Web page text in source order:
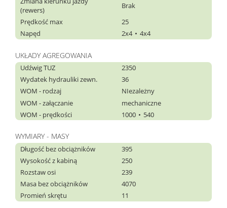
(rewers)
Brak
Prędkość max
25
Napęd
2x4 4x4
UKŁADY AGREGOWANIA
Udźwig TUZ
2350
Wydatek hydrauliki zewn.
36
WOM - rodzaj
NIezależny
WOM - załączanie
mechaniczne
WOM - prędkości
1000 540
WYMIARY - MASY
Długość bez obciążników
395
Wysokość z kabiną
250
Rozstaw osi
239
Masa bez obciążników
4070
Promień skrętu
11